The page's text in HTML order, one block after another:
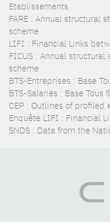
Etablissements
FARE : Annual structural
scheme
LIFI : Financial Links
FICUS : Annual
scheme
BTS-Entreprises : Base
BTS-Salariés : Base Tous
CEP : Outlines of profiled
Enquête LIFI : Financial
SNDS : Data from the